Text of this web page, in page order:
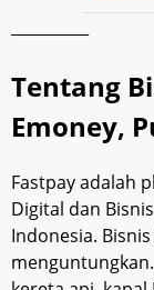
Tentang
Emoney,
Fastpay adalah
Digital dan
Indonesia.